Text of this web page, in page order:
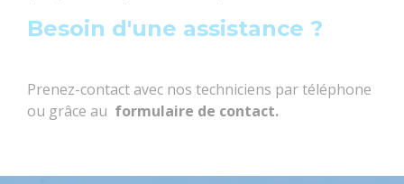
Besoin d'une assistance ?
Prenez-contact avec nos techniciens par téléphone
ou grâce au formulaire de contact.